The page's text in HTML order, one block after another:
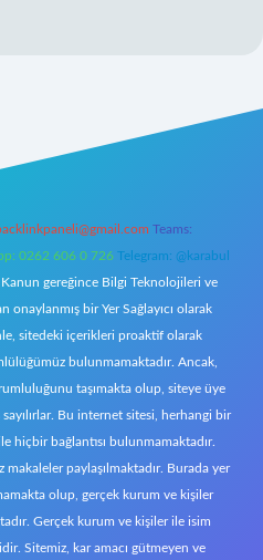
Teams:
0262 606 0 726 Telegram: @karabul
Kanun gereğince Bilgi Teknolojileri ve
onaylanmış bir Yer Sağlayıcı olarak
sitedeki içerikleri proaktif olarak
bulunmamaktadır. Ancak,
taşımakta olup, siteye üye
Bu internet sitesi, herhangi bir
hiçbir bağlantısı bulunmamaktadır.
makaleler paylaşılmaktadır. Burada yer
olup, gerçek kurum ve kişiler
Gerçek kurum ve kişiler ile isim
Sitemiz, kar amacı gütmeyen ve